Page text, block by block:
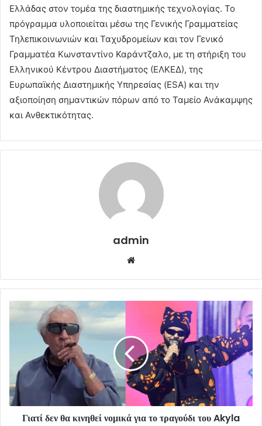
Ελλάδας στον τομέα της διαστημικής τεχνολογίας. Το
πρόγραμμα υλοποιείται μέσω της Γενικής Γραμματείας
Τηλεπικοινωνιών και Ταχυδρομείων και τον Γενικό
Γραμματέα Κωνσταντίνο Καράντζαλο, με τη στήριξη του
Ελληνικού Κέντρου Διαστήματος (ΕΛΚΕΔ), της
Ευρωπαϊκής Διαστημικής Υπηρεσίας (ESA) και την
αξιοποίηση σημαντικών πόρων από το Ταμείο Ανάκαμψης
και Ανθεκτικότητας.
admin
Γιατί δεν θα κινηθεί νομικά για το τραγούδι του Akyla